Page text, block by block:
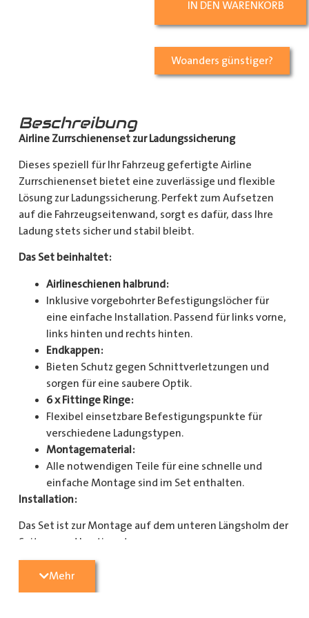
IN DEN WARENKORB
Woanders günstiger?
Beschreibung
Airline Zurrschienenset zur Ladungssicherung
Dieses speziell für Ihr Fahrzeug gefertigte Airline
Zurrschienenset bietet eine zuverlässige und flexible
Lösung zur Ladungssicherung. Perfekt zum Aufsetzen
auf die Fahrzeugseitenwand, sorgt es dafür, dass Ihre
Ladung stets sicher und stabil bleibt.
Das Set beinhaltet:
Airlineschienen halbrund:
Inklusive vorgebohrter Befestigungslöcher für
eine einfache Installation. Passend für links vorne,
links hinten und rechts hinten.
Endkappen:
Bieten Schutz gegen Schnittverletzungen und
sorgen für eine saubere Optik.
6 x Fittinge Ringe:
Flexibel einsetzbare Befestigungspunkte für
verschiedene Ladungstypen.
Montagematerial:
Alle notwendigen Teile für eine schnelle und
einfache Montage sind im Set enthalten.
Installation:
Das Set ist zur Montage auf dem unteren Längsholm der
Seitenwand bestimmt.
Mit diesem Zurrschienenset verbessern Sie die
Mehr